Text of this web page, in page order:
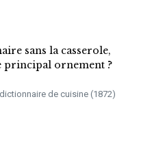
sans la casserole,
principal ornement ?
de cuisine (1872)